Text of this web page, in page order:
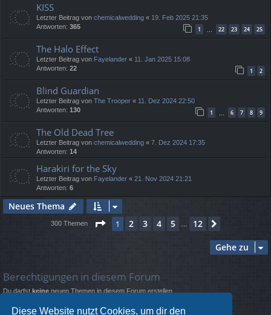
Diese Website nutzt Cookies, um dir den
KISS
Letzter Beitrag von chemicalwedding « 19. Feb 2025 21:35
Antworten: 365 1 22 23 24 25
The Halo Effect
Letzter Beitrag von Fayelander « 11. Jan 2025 15:08
Antworten: 22 1 2
Blind Guardian
Letzter Beitrag von The Trooper « 11. Dez 2024 22:50
Antworten: 130 1 … 6 7 8 9
The Old Dead Tree
Letzter Beitrag von chemicalwedding « 7. Dez 2024 17:35
Antworten: 14
Harakiri for the Sky
Letzter Beitrag von Fayelander « 21. Nov 2024 21:21
Antworten: 6
Neues Thema
300 Themen Seite 1 von 12
1 2 3 4 5 12
Gehe zu
Berechtigungen in diesem Forum
Du darfst keine neuen Themen in diesem Forum erstellen.
Du darfst deine Beiträge in diesem Forum nicht ändern.